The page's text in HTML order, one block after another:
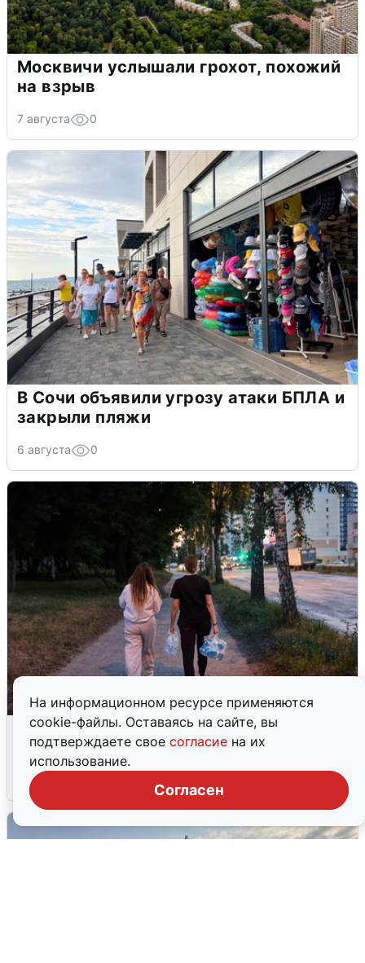
На информационном ресурсе применяются
cookie-файлы. Оставаясь на сайте, вы
подтверждаете свое согласие на их
использование.
Согласен
Москвичи услышали грохот, похожий
на взрыв
7 августа 0
В Сочи объявили угрозу атаки БПЛА и
закрыли пляжи
6 августа 0
Опубликована карта отключений
воды в Воронеже
6 августа